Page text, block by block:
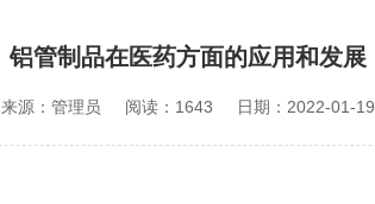
铝管制品在医药方面的应用和发展
来源：管理员 阅读：1643 日期：2022-01-19